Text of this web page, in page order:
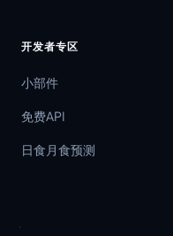
开发者专区
小部件
免费API
日食月食预测